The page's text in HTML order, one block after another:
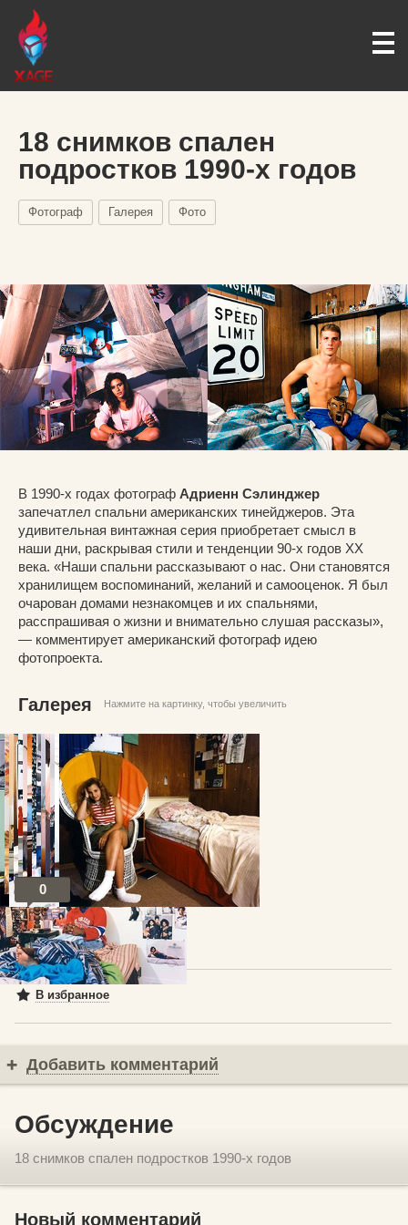
18 снимков спален
подростков 1990-х годов
Фотограф Галерея Фото
В 1990-х годах фотограф Адриенн Сэлинджер
запечатлел спальни американских тинейджеров. Эта
удивительная винтажная серия приобретает смысл в
наши дни, раскрывая стили и тенденции 90-х годов XX
века. «Наши спальни рассказывают о нас. Они становятся
хранилищем воспоминаний, желаний и самооценок. Я был
очарован домами незнакомцев и их спальнями,
расспрашивая о жизни и внимательно слушая рассказы»,
— комментирует американский фотограф идею
фотопроекта.
Галерея Нажмите на картинку, чтобы увеличить
© Адриенн Сэлинджер
0
Посты по теме
В избранное
Добавить комментарий
Обсуждение
18 снимков спален подростков 1990-х годов
Новый комментарий